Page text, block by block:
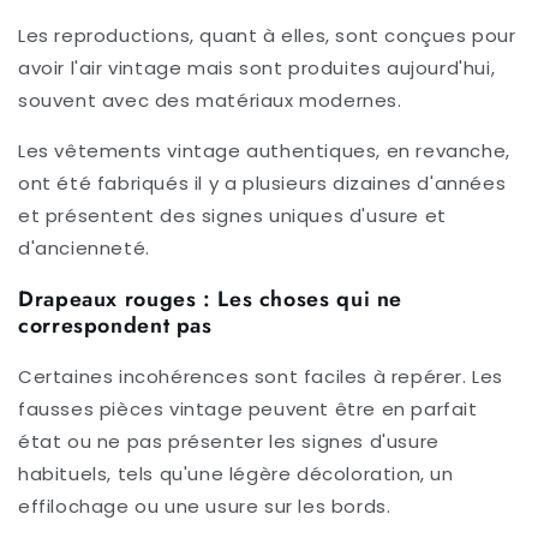
Les reproductions, quant à elles, sont conçues pour
avoir l'air vintage mais sont produites aujourd'hui,
souvent avec des matériaux modernes.
Les vêtements vintage authentiques, en revanche,
ont été fabriqués il y a plusieurs dizaines d'années
et présentent des signes uniques d'usure et
d'ancienneté.
Drapeaux rouges : Les choses qui ne
correspondent pas
Certaines incohérences sont faciles à repérer. Les
fausses pièces vintage peuvent être en parfait
état ou ne pas présenter les signes d'usure
habituels, tels qu'une légère décoloration, un
effilochage ou une usure sur les bords.